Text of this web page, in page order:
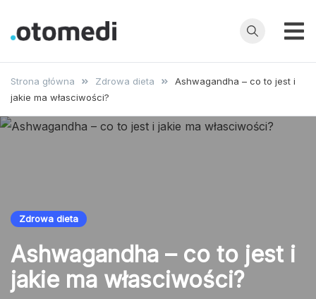
OtoMedi.pl
choroby,
i profilaktyka
Strona główna Zdrowa dieta
Ashwagandha – co to jest i
jakie ma własciwości?
Zdrowa dieta
Ashwagandha – co to jest i
jakie ma własciwości?